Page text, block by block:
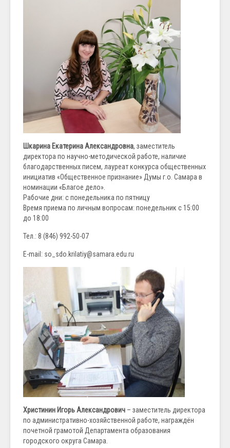
Шкарина Екатерина Александровна, заместитель
директора по научно-методической работе, наличие
благодарственных писем, лауреат конкурса общественных
инициатив «Общественное признание» Думы г.о. Самара в
номинации «Благое дело».
Рабочие дни: с понедельника по пятницу
Время приема по личным вопросам: понедельник с 15:00
до 18:00
Тел.: 8 (846) 992-50-07
E-mail: so_sdo.krilatiy@samara.edu.ru
Христинин Игорь Александрович – заместитель директора
по административно-хозяйственной работе, награждён
почетной грамотой Департамента образования
городского округа Самара.